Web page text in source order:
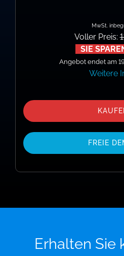
MwSt.
Voller Preis:
SIE
Angebot endet am
Weitere
FREIE
Erhalten Sie